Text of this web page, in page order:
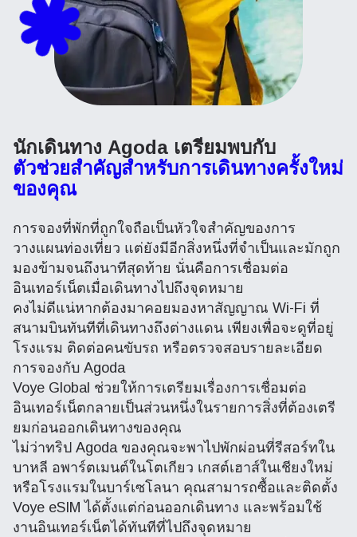
นักเดินทาง Agoda เตรียมพบกับ
ตัวช่วยสำคัญสำหรับการเดินทางครั้งใหม่
ของคุณ
การจองที่พักที่ถูกใจถือเป็นหัวใจสำคัญของการ
วางแผนท่องเที่ยว แต่ยังมีอีกสิ่งหนึ่งที่จำเป็นและมักถูก
มองข้ามจนถึงนาทีสุดท้าย นั่นคือการเชื่อมต่อ
อินเทอร์เน็ตเมื่อเดินทางไปถึงจุดหมาย
คงไม่ดีแน่หากต้องมาคอยมองหาสัญญาณ Wi-Fi ที่
สนามบินทันทีที่เดินทางถึงต่างแดน เพียงเพื่อจะดูที่อยู่
โรงแรม ติดต่อคนขับรถ หรือตรวจสอบรายละเอียด
การจองกับ Agoda
Voye Global ช่วยให้การเตรียมเรื่องการเชื่อมต่อ
อินเทอร์เน็ตกลายเป็นส่วนหนึ่งในรายการสิ่งที่ต้องเตรี
ยมก่อนออกเดินทางของคุณ
ไม่ว่าทริป Agoda ของคุณจะพาไปพักผ่อนที่รีสอร์ทใน
บาหลี อพาร์ตเมนต์ในโตเกียว เกสต์เฮาส์ในเชียงใหม่
หรือโรงแรมในบาร์เซโลนา คุณสามารถซื้อและติดตั้ง
Voye eSIM ได้ตั้งแต่ก่อนออกเดินทาง และพร้อมใช้
งานอินเทอร์เน็ตได้ทันทีที่ไปถึงจุดหมาย